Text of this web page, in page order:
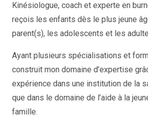
Kinésiologue, coach et experte en
reçois les enfants dès le plus jeune
parent(s), les adolescents et les
Ayant plusieurs spécialisations et
construit mon domaine d’expertise
expérience dans une institution de la
que dans le domaine de l’aide à la
famille.